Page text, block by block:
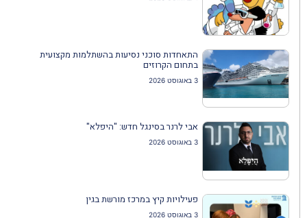
התאחדות סוכני נסיעות בהשתלמות מקצועית
בתחום הקרוזים
3 באוגוסט 2026
אבי לרנר בסינגל חדש: "היפלא"
3 באוגוסט 2026
פעילויות קיץ במרכז מורשת בגין
3 באוגוסט 2026